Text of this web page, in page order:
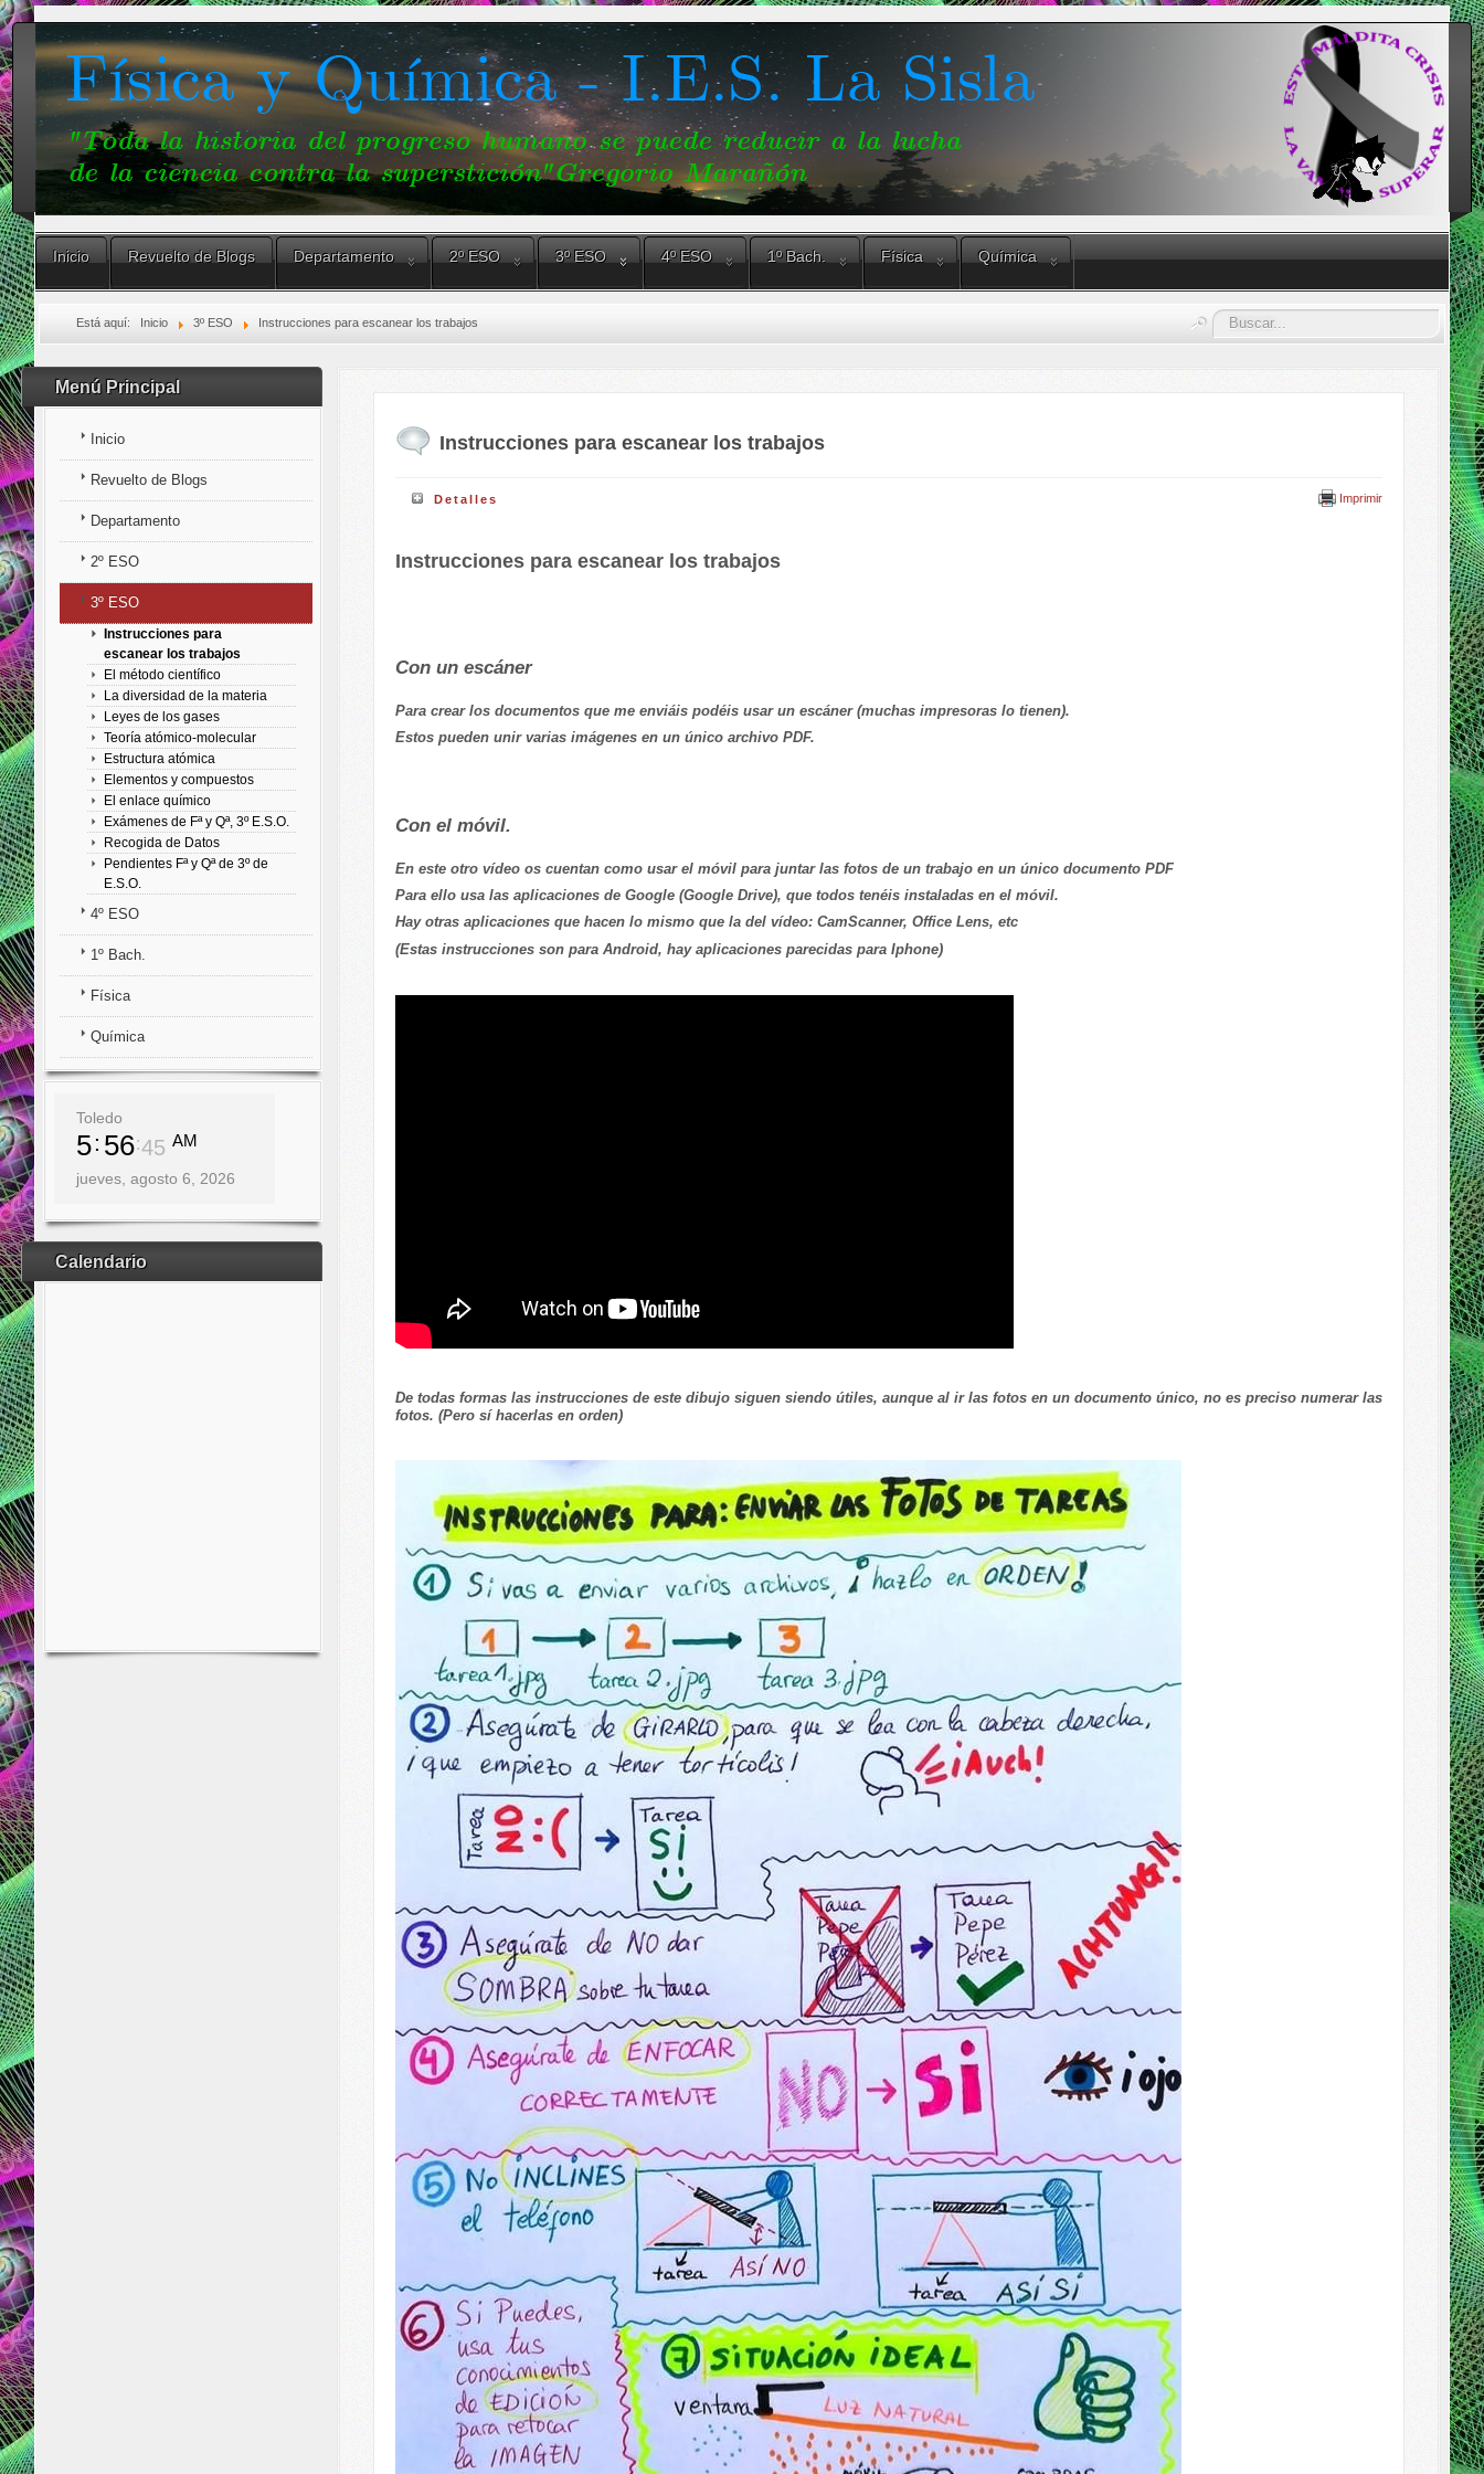
Inicio Revuelto de Blogs Departamento 2º ESO 3º ESO 4º ESO 1º Bach. Física Química
Está aquí: Inicio 3º ESO Instrucciones para escanear los trabajos Buscar...
Menú Principal
Inicio
Revuelto de Blogs
Departamento
2º ESO
3º ESO
Instrucciones para
escanear los trabajos
El método científico
La diversidad de la materia
Leyes de los gases
Teoría atómico-molecular
Estructura atómica
Elementos y compuestos
El enlace químico
Exámenes de Fª y Qª, 3º E.S.O.
Recogida de Datos
Pendientes Fª y Qª de 3º de
E.S.O.
4º ESO
1º Bach.
Física
Química
Toledo
5 56 46 AM
jueves, agosto 6, 2026
Calendario
Instrucciones para escanear los trabajos
Imprimir
Detalles
Instrucciones para escanear los trabajos
Con un escáner
Para crear los documentos que me enviáis podéis usar un escáner (muchas impresoras lo tienen).
Estos pueden unir varias imágenes en un único archivo PDF.
Con el móvil.
En este otro vídeo os cuentan como usar el móvil para juntar las fotos de un trabajo en un único documento PDF
Para ello usa las aplicaciones de Google (Google Drive), que todos tenéis instaladas en el móvil.
Hay otras aplicaciones que hacen lo mismo que la del vídeo: CamScanner, Office Lens, etc
(Estas instrucciones son para Android, hay aplicaciones parecidas para Iphone)
De todas formas las instrucciones de este dibujo siguen siendo útiles, aunque al ir las fotos en un documento único, no es preciso numerar las
fotos. (Pero sí hacerlas en orden)